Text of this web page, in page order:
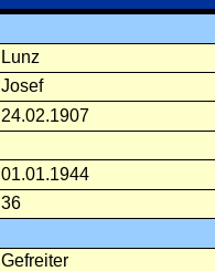
Lunz
Josef
24.02.1907
01.01.1944
36
Gefreiter